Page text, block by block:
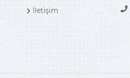
İletişim